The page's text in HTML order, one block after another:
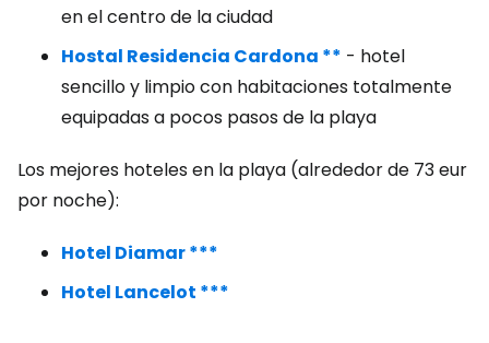
en el centro de la ciudad
Hostal Residencia Cardona ** - hotel
sencillo y limpio con habitaciones totalmente
equipadas a pocos pasos de la playa
Los mejores hoteles en la playa (alrededor de 73 eur
por noche):
Hotel Diamar ***
Hotel Lancelot ***